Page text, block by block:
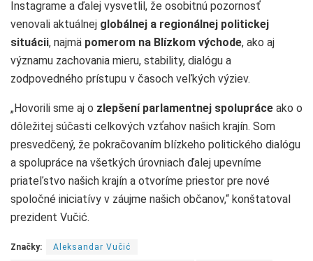
Instagrame a ďalej vysvetlil, že osobitnú pozornosť
venovali aktuálnej globálnej a regionálnej politickej
situácii, najmä pomerom na Blízkom východe, ako aj
významu zachovania mieru, stability, dialógu a
zodpovedného prístupu v časoch veľkých výziev.
„Hovorili sme aj o zlepšení parlamentnej spolupráce ako o
dôležitej súčasti celkových vzťahov našich krajín. Som
presvedčený, že pokračovaním blízkeho politického dialógu
a spolupráce na všetkých úrovniach ďalej upevníme
priateľstvo našich krajín a otvoríme priestor pre nové
spoločné iniciatívy v záujme našich občanov,“ konštatoval
prezident Vučić.
Značky: Aleksandar Vučić